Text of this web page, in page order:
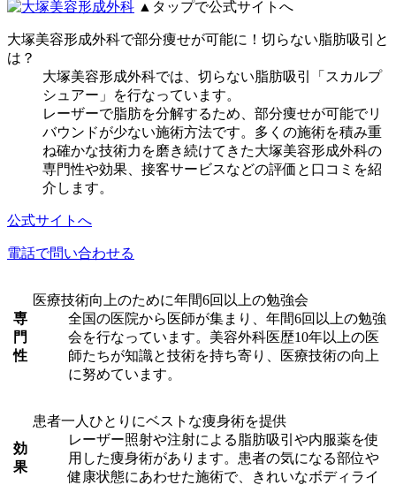
▲タップで公式サイトへ
大塚美容形成外科で部分痩せが可能に！切らない脂肪吸引と
は？
大塚美容形成外科では、切らない脂肪吸引「スカルプ
シュアー」を行なっています。
レーザーで脂肪を分解するため、部分痩せが可能でリ
バウンドが少ない施術方法です。多くの施術を積み重
ね確かな技術力を磨き続けてきた大塚美容形成外科の
専門性や効果、接客サービスなどの評価と口コミを紹
介します。
公式サイトへ
電話で問い合わせる
専
門
性
医療技術向上のために年間6回以上の勉強会
全国の医院から医師が集まり、年間6回以上の勉強
会を行なっています。美容外科医歴10年以上の医
師たちが知識と技術を持ち寄り、医療技術の向上
に努めています。
効
果
患者一人ひとりにベストな痩身術を提供
レーザー照射や注射による脂肪吸引や内服薬を使
用した痩身術があります。患者の気になる部位や
健康状態にあわせた施術で、きれいなボディライ